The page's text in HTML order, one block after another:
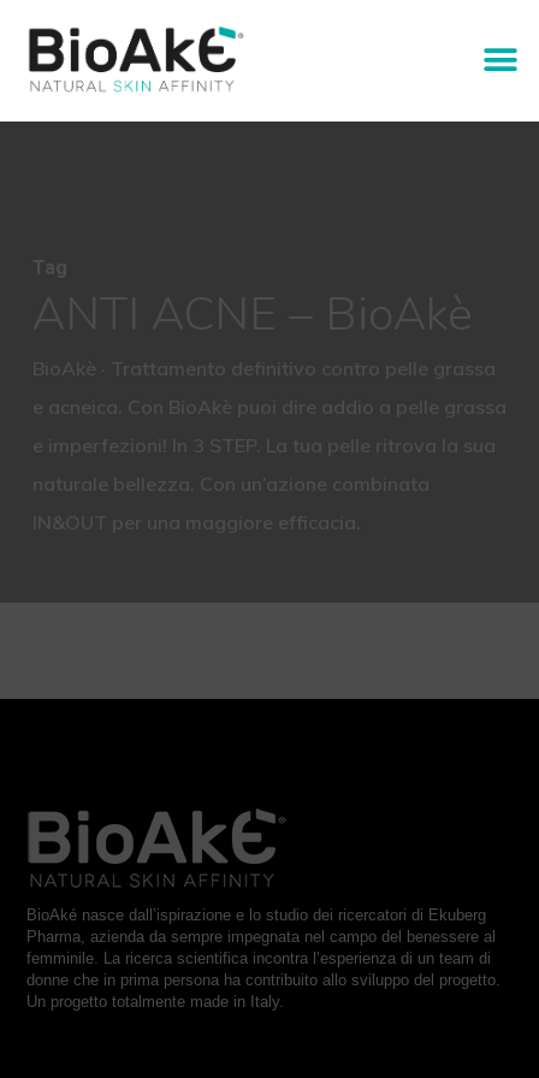
Tag
ANTI ACNE – BioAkè
BioAkè · Trattamento definitivo contro pelle grassa
e acneica. Con BioAkè puoi dire addio a pelle grassa
e imperfezioni! In 3 STEP. La tua pelle ritrova la sua
naturale bellezza. Con un’azione combinata
IN&OUT per una maggiore efficacia.
BioAké nasce dall’ispirazione e lo studio dei ricercatori di Ekuberg
Pharma, azienda da sempre impegnata nel campo del benessere al
femminile. La ricerca scientifica incontra l’esperienza di un team di
donne che in prima persona ha contribuito allo sviluppo del progetto.
Un progetto totalmente made in Italy.